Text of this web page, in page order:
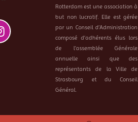
Rotterdam est une association à
but non lucratif. Elle est gérée
par un Conseil d’Administration
composé d’adhérents élus lors
de l’assemblée Générale
annuelle ainsi que des
représentants de la Ville de
Strasbourg et du Conseil
Général.